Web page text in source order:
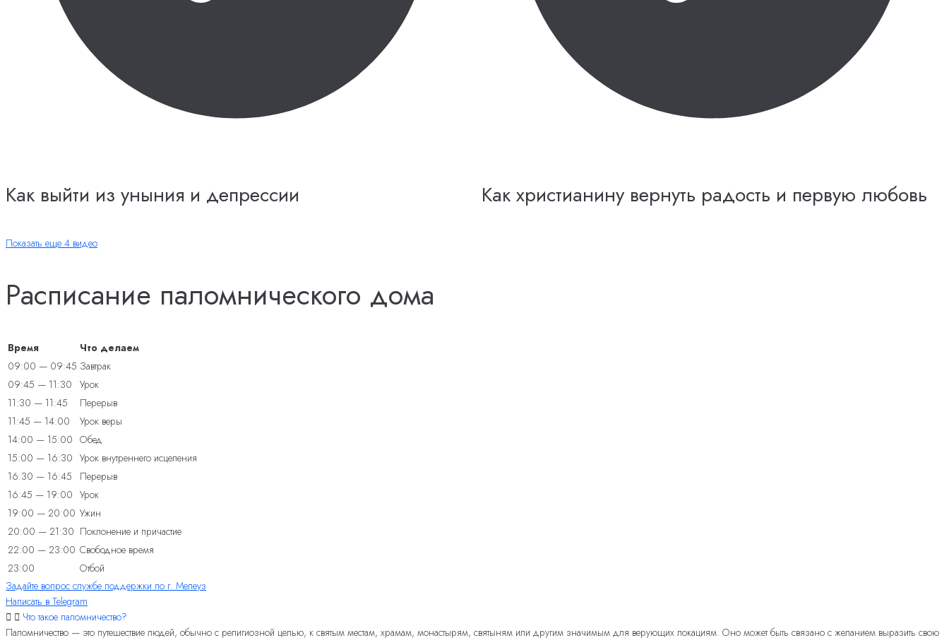
Как выйти из уныния и депрессии Как христианину вернуть радость и первую любовь
Показать еще 4 видео
Расписание паломнического дома
Время
Что делаем
09:00 — 09:45 Завтрак
09:45 — 11:30 Урок
11:30 — 11:45
Перерыв
11:45 — 14:00
Урок веры
14:00 — 15:00 Обед
15:00 — 16:30 Урок внутреннего исцеления
16:30 — 16:45
Перерыв
16:45 — 19:00 Урок
19:00 — 20:00 Ужин
20:00 — 21:30 Поклонение и причастие
22:00 — 23:00 Свободное время
23:00
Отбой
Задайте вопрос службе поддержки по г. Мелеуз
Написать в Telegram
Что такое паломничество?
Паломничество — это путешествие людей, обычно с религиозной целью, к святым местам, храмам, монастырям, святыням или другим значимым для верующих локациям. Оно может быть связано с желанием выразить свою